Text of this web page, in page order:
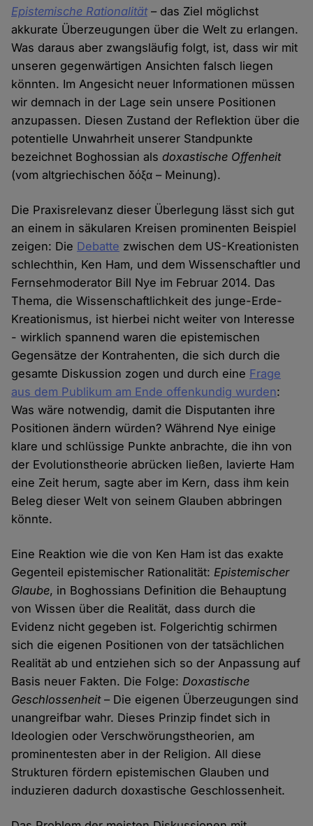
Epistemische Rationalität– das Ziel möglichst
akkurate Überzeugungen über die Welt zu erlangen.
Was daraus aber zwangsläufig folgt, ist, dass wir mit
unseren gegenwärtigen Ansichten falsch liegen
könnten. Im Angesicht neuer Informationen müssen
wir demnach in der Lage sein unsere Positionen
anzupassen. Diesen Zustand der Reflektion über die
potentielle Unwahrheit unserer Standpunkte
bezeichnet Boghossian alsdoxastische Offenheit
(vom altgriechischen δόξα – Meinung).
Die Praxisrelevanz dieser Überlegung lässt sich gut
an einem in säkularen Kreisen prominenten Beispiel
zeigen: Die Debatte zwischen dem US-Kreationisten
schlechthin, Ken Ham, und dem Wissenschaftler und
Fernsehmoderator Bill Nye im Februar 2014. Das
Thema, die Wissenschaftlichkeit des junge-Erde-
Kreationismus, ist hierbei nicht weiter von Interesse
- wirklich spannend waren die epistemischen
Gegensätze der Kontrahenten, die sich durch die
gesamte Diskussion zogen und durch eine Frage
aus dem Publikum am Ende offenkundig wurden:
Was wäre notwendig, damit die Disputanten ihre
Positionen ändern würden? Während Nye einige
klare und schlüssige Punkte anbrachte, die ihn von
der Evolutionstheorie abrücken ließen, lavierte Ham
eine Zeit herum, sagte aber im Kern, dass ihm kein
Beleg dieser Welt von seinem Glauben abbringen
könnte.
Eine Reaktion wie die von Ken Ham ist das exakte
Gegenteil epistemischer Rationalität:Epistemischer
Glaube, in Boghossians Definition die Behauptung
von Wissen über die Realität, dass durch die
Evidenz nicht gegeben ist. Folgerichtig schirmen
sich die eigenen Positionen von der tatsächlichen
Realität ab und entziehen sich so der Anpassung auf
Basis neuer Fakten. Die Folge:Doxastische
Geschlossenheit– Die eigenen Überzeugungen sind
unangreifbar wahr. Dieses Prinzip findet sich in
Ideologien oder Verschwörungstheorien, am
prominentesten aber in der Religion. All diese
Strukturen fördern epistemischen Glauben und
induzieren dadurch doxastische Geschlossenheit.